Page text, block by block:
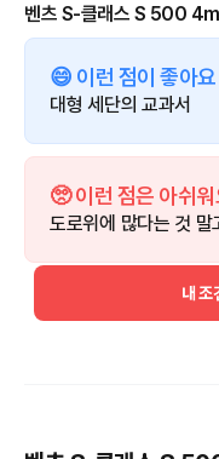
벤츠 S-클래스 S 500
😄 이런 점이 좋아요
대형 세단의 교과서
🥺 이런 점은 아쉬
도로위에 많다는 것 말
내 조